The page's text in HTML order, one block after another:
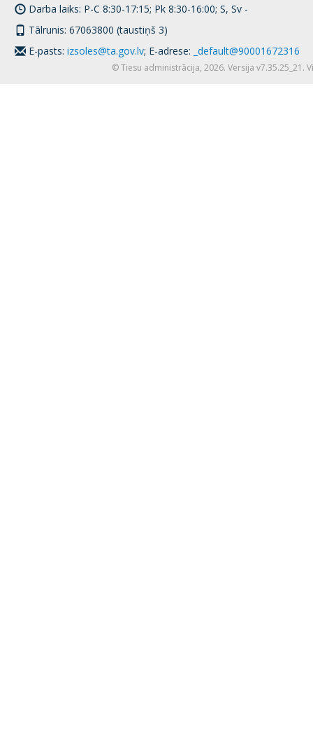
Darba laiks: P-C 8:30-17:15; Pk 8:30-16:00; S, Sv -
Tālrunis: 67063800 (taustiņš 3)
E-pasts: izsoles@ta.gov.lv; E-adrese: _default@90001672316
© Tiesu administrācija, 2026. Versija